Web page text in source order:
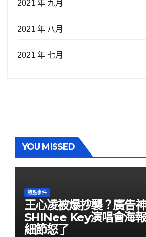
2021 年 九月
2021 年 八月
2021 年 七月
YOU MISSED
熱點事件
王心凌被爆抄襲？廣告
SHINee Key演唱會海
細節怒了